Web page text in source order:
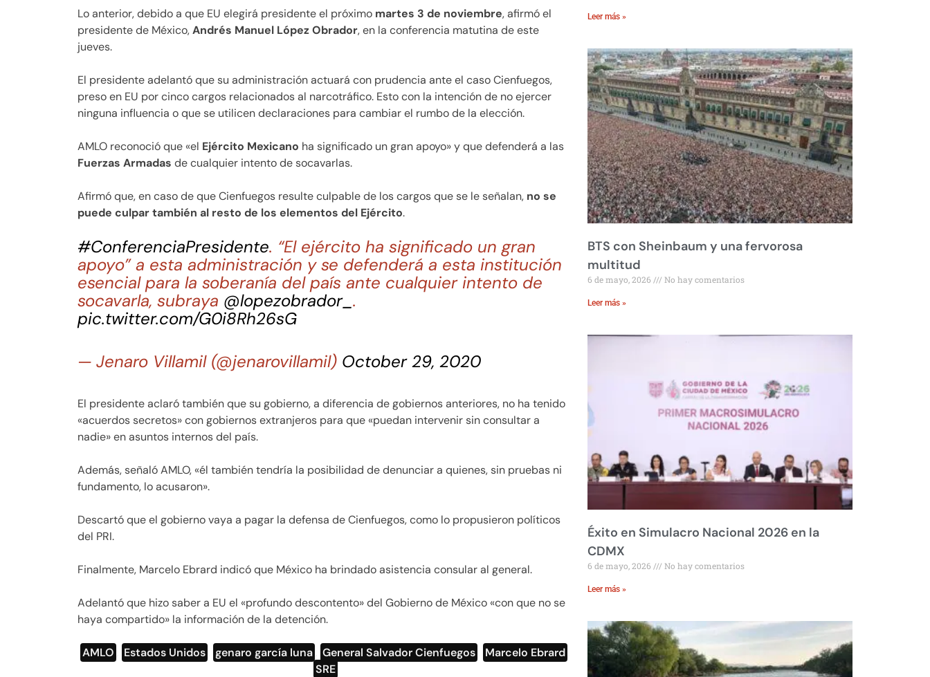
Lo anterior, debido a que EU elegirá presidente el próximo martes 3 de noviembre, afirmó el
presidente de México,Andrés Manuel López Obrador, en la conferencia matutina de este
jueves.
El presidente adelantó que su administración actuará con prudencia ante el caso Cienfuegos,
preso en EU por cinco cargos relacionados al narcotráfico. Esto con la intención de no ejercer
ninguna influencia o que se utilicen declaraciones para cambiar el rumbo de la elección.
AMLO reconoció que «el Ejército Mexicano ha significado un gran apoyo» y que defenderá a las
Fuerzas Armadas de cualquier intento de socavarlas.
Afirmó que, en caso de que Cienfuegos resulte culpable de los cargos que se le señalan, no se
puede culpar también al resto de los elementos del Ejército.
#ConferenciaPresidente. “El ejército ha significado un gran
apoyo” a esta administración y se defenderá a esta institución
esencial para la soberanía del país ante cualquier intento de
socavarla, subraya @lopezobrador_ .
pic.twitter.com/G0i8Rh26sG
— Jenaro Villamil (@jenarovillamil) October 29, 2020
El presidente aclaró también que su gobierno, a diferencia de gobiernos anteriores, no ha tenido
«acuerdos secretos» con gobiernos extranjeros para que «puedan intervenir sin consultar a
nadie» en asuntos internos del país.
Además, señaló AMLO, «él también tendría la posibilidad de denunciar a quienes, sin pruebas ni
fundamento, lo acusaron».
Descartó que el gobierno vaya a pagar la defensa de Cienfuegos, como lo propusieron políticos
del PRI.
Finalmente, Marcelo Ebrard indicó que México ha brindado asistencia consular al general.
Adelantó que hizo saber a EU el «profundo descontento» del Gobierno de México «con que no se
haya compartido» la información de la detención.
AMLO Estados Unidos genaro garcía luna General Salvador Cienfuegos Marcelo Ebrard
SRE
Leer más »
BTS con Sheinbaum y una fervorosa
multitud
6 de mayo, 2026 No hay comentarios
Leer más »
Éxito en Simulacro Nacional 2026 en la
CDMX
6 de mayo, 2026 No hay comentarios
Leer más »